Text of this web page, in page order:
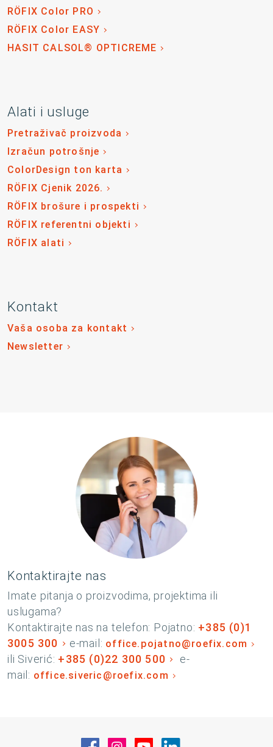
RÖFIX Color PRO
RÖFIX Color EASY
HASIT CALSOL® OPTICREME
Alati i usluge
Pretraživač proizvoda
Izračun potrošnje
ColorDesign ton karta
RÖFIX Cjenik 2026.
RÖFIX brošure i prospekti
RÖFIX referentni objekti
RÖFIX alati
Kontakt
Vaša osoba za kontakt
Newsletter
Kontaktirajte nas
Imate pitanja o proizvodima, projektima ili
uslugama?
Kontaktirajte nas na telefon: Pojatno: +385 (0)1
3005 300
e-mail: office.pojatno@roefix.com
ili Siverić: +385 (0)22 300 500
e-
mail: office.siveric@roefix.com
Posjetite nas na Facebook
Posjetite nas na Instagram
Posjetite nas na